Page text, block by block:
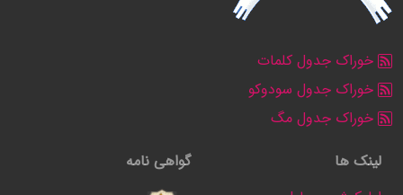
خوراک جدول کلمات
خوراک جدول سودوکو
خوراک جدول مگ
لینک ها
گواهی نامه